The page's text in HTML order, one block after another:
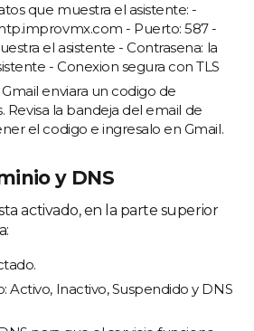
que muestra el asistente: -
- Puerto: 587 -
el asistente - Contrasena: la
- Conexion segura con TLS
Gmail enviara un codigo de
Revisa la bandeja del email de
el codigo e ingresalo en Gmail.
y DNS
activado, en la parte superior
Activo, Inactivo, Suspendido y DNS